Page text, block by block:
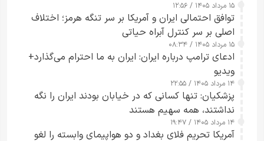
۱۵ مرداد ۱۴۰۵ / ۱۲:۵۶
توافق احتمالی ایران و آمریکا بر سر تنگه هرمز؛ اختلاف
اصلی بر سر کنترل آبراه حیاتی
۱۵ مرداد ۱۴۰۵ / ۰۸:۳۴
ادعای ترامپ درباره ایران: ایران به ما احترام می‌گذارد+
ویدیو
۱۴ مرداد ۱۴۰۵ / ۲۲:۵۵
پزشکیان: تنها کسانی که در خیابان بودند ایران را نگه
نداشتند، همه سهیم هستند
۱۴ مرداد ۱۴۰۵ / ۱۹:۴۷
آمریکا تحریم فلای بغداد و دو هواپیمای وابسته را لغو